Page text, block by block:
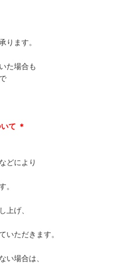
ります。
た場合も
て ＊
どにより
。
上げ、
いただきます。
い場合は、